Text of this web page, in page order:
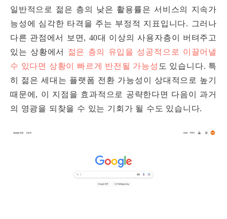
일반적으로 젊은 층의 낮은 활용률은 서비스의 지속가
능성에 심각한 타격을 주는 부정적 지표입니다. 그러나
다른 관점에서 보면, 40대 이상의 사용자층이 버텨주고
있는 상황에서
젊은 층의 유입을 성공적으로 이끌어낼
수 있다면 상황이 빠르게 반전될 가능성 도 있습니다. 특
히 젊은 세대는 플랫폼 전환 가능성이 상대적으로 높기
때문에, 이 지점을 효과적으로 공략한다면 다음이 과거
의 영광을 되찾을 수 있는 기회가 될 수도 있습니다.